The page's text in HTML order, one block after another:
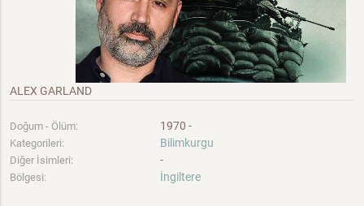
ALEX GARLAND
Doğum - Ölüm: 1970 -
Kategorileri: Bilimkurgu
Diğer İsimleri: -
Bölgesi: İngiltere